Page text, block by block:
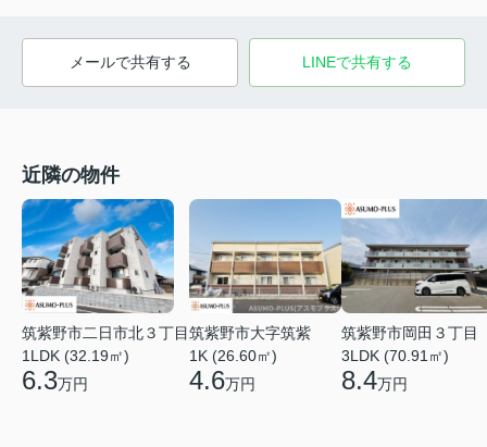
メールで共有する LINEで共有する
近隣の物件
筑紫野市二日市北３丁目
1LDK (32.19㎡)
6.3万円
筑紫野市大字筑紫
1K (26.60㎡)
4.6万円
筑紫野市岡田３丁目
3LDK (70.91㎡)
8.4万円